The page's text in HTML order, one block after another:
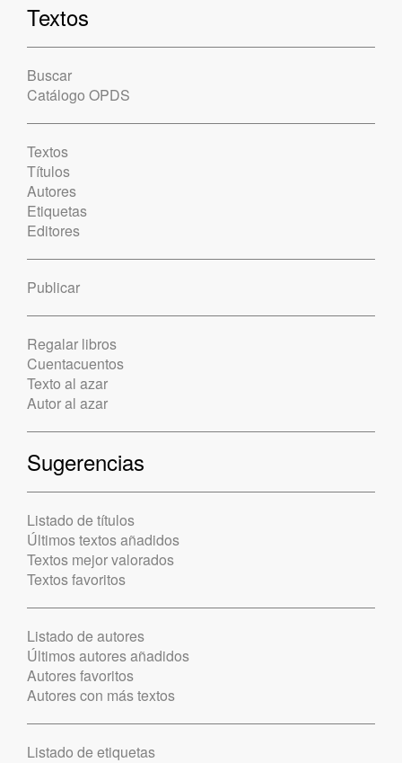
Textos
Buscar
Catálogo OPDS
Textos
Títulos
Autores
Etiquetas
Editores
Publicar
Regalar libros
Cuentacuentos
Texto al azar
Autor al azar
Sugerencias
Listado de títulos
Últimos textos añadidos
Textos mejor valorados
Textos favoritos
Listado de autores
Últimos autores añadidos
Autores favoritos
Autores con más textos
Listado de etiquetas